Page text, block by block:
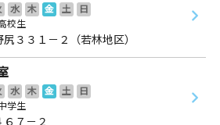
水 木 金 土
日
校生
３３１－２（若林地区）
水 木 金 土
日
学生
７－２